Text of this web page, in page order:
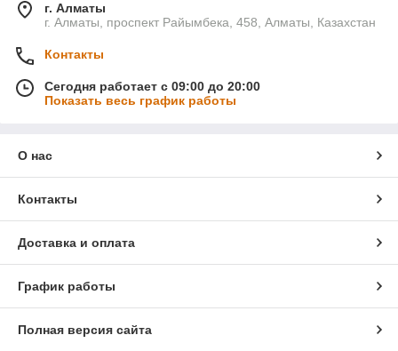
г. Алматы
г. Алматы, проспект Райымбека, 458, Алматы, Казахстан
Контакты
Сегодня работает с 09:00 до 20:00
Показать весь график работы
О нас
Контакты
Доставка и оплата
График работы
Полная версия сайта